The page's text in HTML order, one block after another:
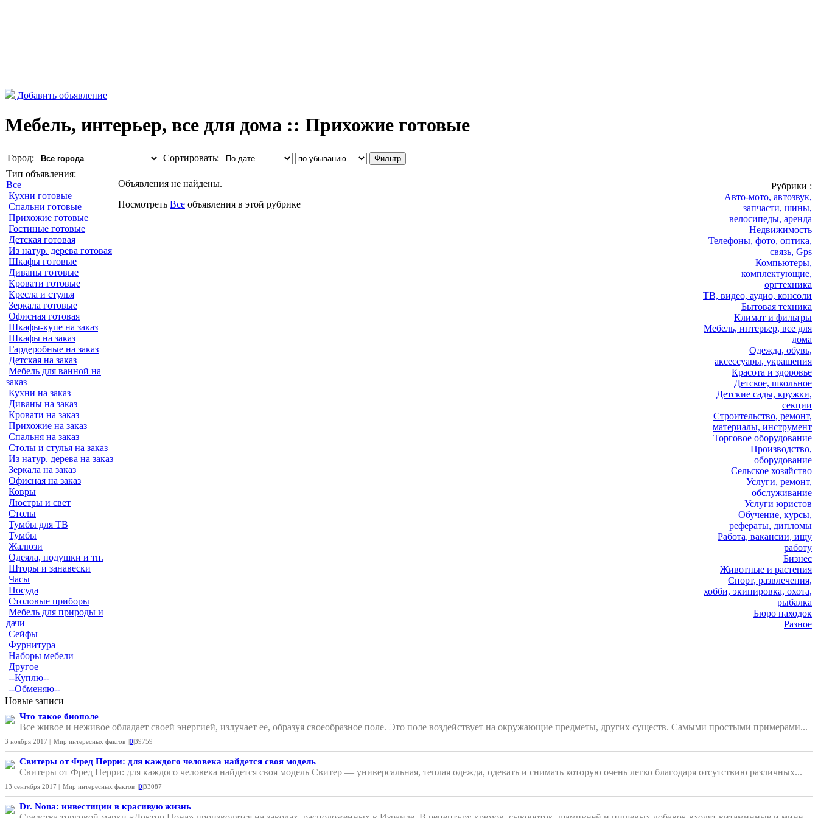
Добавить объявление
Мебель, интерьер, все для дома :: Прихожие готовые
Город:
Сортировать:
Тип объявления:
Все
Кухни готовые
Спальни готовые
Прихожие готовые
Гостиные готовые
Детская готовая
Из натур. дерева готовая
Шкафы готовые
Диваны готовые
Кровати готовые
Кресла и стулья
Зеркала готовые
Офисная готовая
Шкафы-купе на заказ
Шкафы на заказ
Гардеробные на заказ
Детская на заказ
Мебель для ванной на
заказ
Кухни на заказ
Диваны на заказ
Кровати на заказ
Прихожие на заказ
Спальня на заказ
Столы и стулья на заказ
Из натур. дерева на заказ
Зеркала на заказ
Офисная на заказ
Ковры
Люстры и свет
Столы
Тумбы для ТВ
Тумбы
Жалюзи
Одеяла, подушки и тп.
Шторы и занавески
Часы
Посуда
Столовые приборы
Мебель для природы и
дачи
Сейфы
Фурнитура
Наборы мебели
Другое
--Куплю--
--Обменяю--
Объявления не найдены.
Посмотреть Все объявления в этой рубрике
Рубрики :
Авто-мото, автозвук,
запчасти, шины,
велосипеды, аренда
Недвижимость
Телефоны, фото, оптика,
связь, Gps
Компьютеры,
комплектующие,
оргтехника
ТВ, видео, аудио, консоли
Бытовая техника
Климат и фильтры
Мебель, интерьер, все для
дома
Одежда, обувь,
аксессуары, украшения
Красота и здоровье
Детское, школьное
Детские сады, кружки,
секции
Строительство, ремонт,
материалы, инструмент
Торговое оборудование
Производство,
оборудование
Сельское хозяйство
Услуги, ремонт,
обслуживание
Услуги юристов
Обучение, курсы,
рефераты, дипломы
Работа, вакансии, ищу
работу
Бизнес
Животные и растения
Спорт, развлечения,
хобби, экипировка, охота,
рыбалка
Бюро находок
Разное
Новые записи
Что такое биополе
Все живое и неживое обладает своей энергией, излучает ее, образуя своеобразное поле. Это поле воздействует на окружающие предметы, других существ. Самыми простыми примерами...
3 ноября 2017 | Мир интересных фактов |0|39759
Свитеры от Фред Перри: для каждого человека найдется своя модель
Свитеры от Фред Перри: для каждого человека найдется своя модель Свитер — универсальная, теплая одежда, одевать и снимать которую очень легко благодаря отсутствию различных...
13 сентября 2017 | Мир интересных фактов |0|33087
Dr. Nona: инвестиции в красивую жизнь